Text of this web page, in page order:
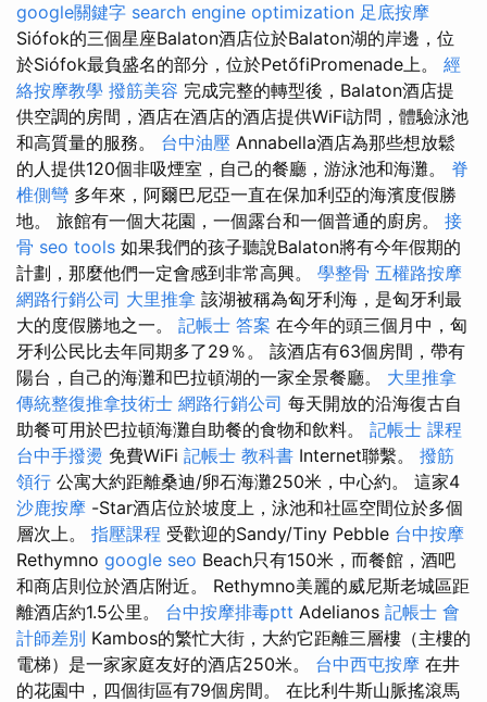
google關鍵字 search engine optimization 足底按摩
Siófok的三個星座Balaton酒店位於Balaton湖的岸邊，位
於Siófok最負盛名的部分，位於PetőfiPromenade上。 經
絡按摩教學 撥筋美容 完成完整的轉型後，Balaton酒店提
供空調的房間，酒店在酒店的酒店提供WiFi訪問，體驗泳池
和高質量的服務。 台中油壓 Annabella酒店為那些想放鬆
的人提供120個非吸煙室，自己的餐廳，游泳池和海灘。 脊
椎側彎 多年來，阿爾巴尼亞一直在保加利亞的海濱度假勝
地。 旅館有一個大花園，一個露台和一個普通的廚房。 接
骨 seo tools 如果我們的孩子聽說Balaton將有今年假期的
計劃，那麼他們一定會感到非常高興。 學整骨 五權路按摩
網路行銷公司 大里推拿 該湖被稱為匈牙利海，是匈牙利最
大的度假勝地之一。 記帳士 答案 在今年的頭三個月中，匈
牙利公民比去年同期多了29％。 該酒店有63個房間，帶有
陽台，自己的海灘和巴拉頓湖的一家全景餐廳。 大里推拿
傳統整復推拿技術士 網路行銷公司 每天開放的沿海復古自
助餐可用於巴拉頓海灘自助餐的食物和飲料。 記帳士 課程
台中手撥燙 免費WiFi 記帳士 教科書 Internet聯繫。 撥筋
領行 公寓大約距離桑迪/卵石海灘250米，中心約。 這家4
沙鹿按摩 -Star酒店位於坡度上，泳池和社區空間位於多個
層次上。 指壓課程 受歡迎的Sandy/Tiny Pebble 台中按摩
Rethymno google seo Beach只有150米，而餐館，酒吧
和商店則位於酒店附近。 Rethymno美麗的威尼斯老城區距
離酒店約1.5公里。 台中按摩排毒ptt Adelianos 記帳士 會
計師差別 Kambos的繁忙大街，大約它距離三層樓（主樓的
電梯）是一家家庭友好的酒店250米。 台中西屯按摩 在井
的花園中，四個街區有79個房間。 在比利牛斯山脈搖滾馬